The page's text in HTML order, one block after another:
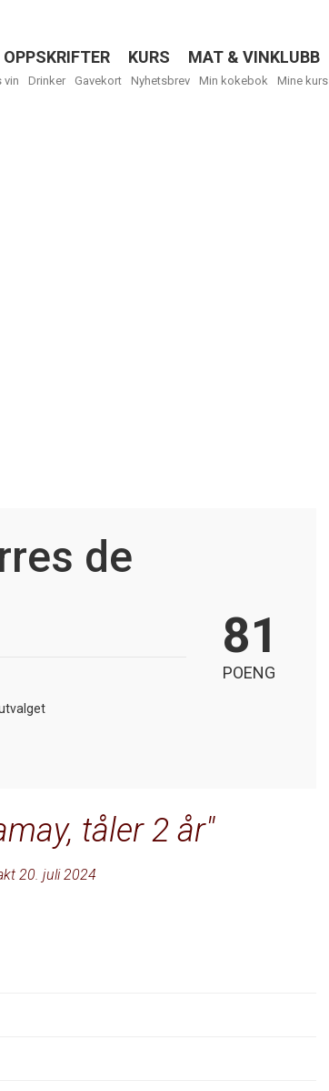
OPPSKRIFTER KURS MAT & VINKLUBB
vin Drinker Gavekort Nyhetsbrev Min kokebok Mine kurs
de
81
POENG
tåler 2 år
20. juli 2024